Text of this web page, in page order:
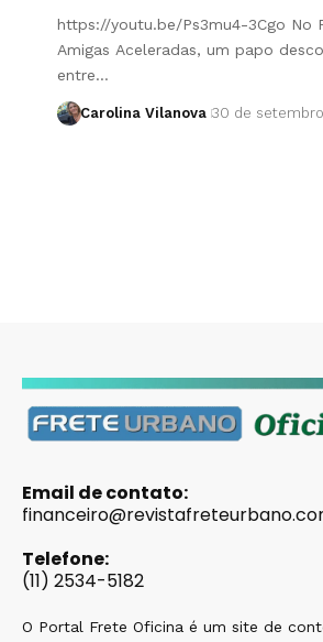
https://youtu.be/Ps3mu4-3Cgo No
Amigas Aceleradas, um papo
entre…
Carolina Vilanova 30 de
Email de contato:
Telefone:
(11) 2534-5182
O Portal Frete Oficina é um site de